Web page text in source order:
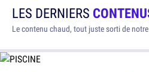
LES DERNIERS
Le contenu chaud, tout juste sorti de